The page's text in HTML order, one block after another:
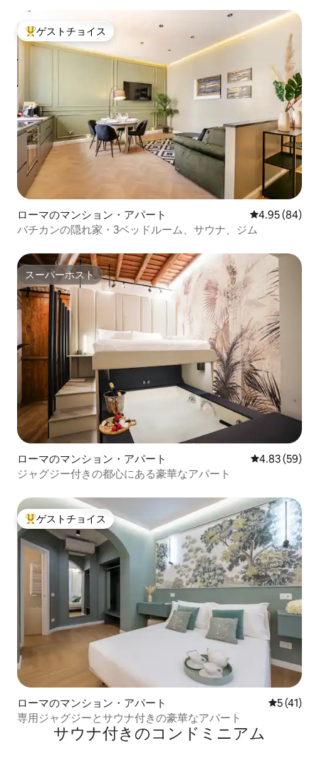
大好評のゲストチョイスです。
ゲストチョイス
ローマのマンション・アパート レビュー84
4.95 (84)
バチカンの隠れ家・3ベッドルーム、サウナ、ジム
スーパーホスト
スーパーホスト
ローマのマンション・アパート レビュー59
4.83 (59)
ジャグジー付きの都心にある豪華なアパート
大好評のゲストチョイスです。
ゲストチョイス
ローマのマンション・アパート レビュー
5 (41)
専用ジャグジーとサウナ付きの豪華なアパート
サウナ付きのコンドミニアム